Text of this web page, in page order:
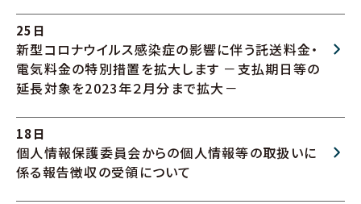
25日
新型コロナウイルス感染症の影響に伴う託送料金・
電気料金の特別措置を拡大します －支払期日等の
延長対象を2023年２月分まで拡大－
18日
個人情報保護委員会からの個人情報等の取扱いに
係る報告徴収の受領について